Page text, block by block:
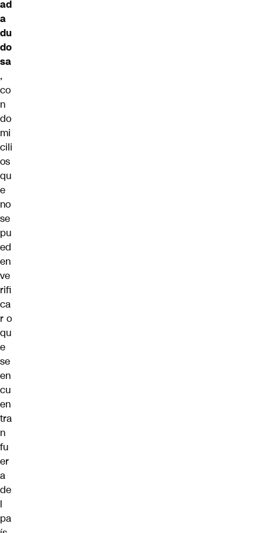
ad
a
du
do
sa
,
co
n
do
mi
cili
os
qu
e
no
se
pu
ed
en
ve
rifi
ca
r o
qu
e
se
en
cu
en
tra
n
fu
er
a
de
l
pa